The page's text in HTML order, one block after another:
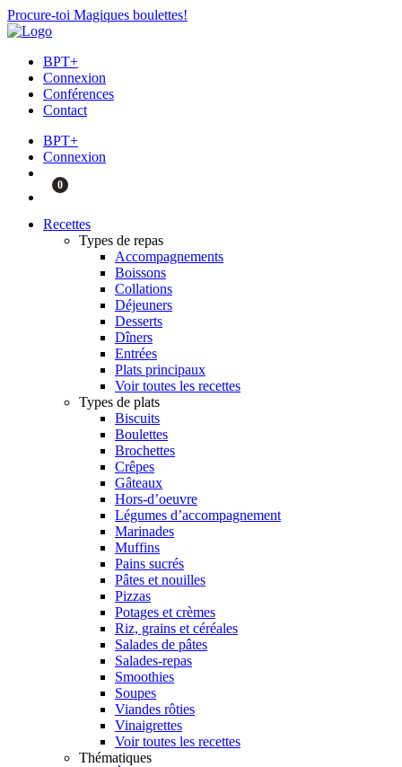
Procure-toi Magiques boulettes!
BPT+
Connexion
Conférences
Contact
BPT+
Connexion
0
Recettes
Types de repas
Accompagnements
Boissons
Collations
Déjeuners
Desserts
Dîners
Entrées
Plats principaux
Voir toutes les recettes
Types de plats
Biscuits
Boulettes
Brochettes
Crêpes
Gâteaux
Hors-d’oeuvre
Légumes d’accompagnement
Marinades
Muffins
Pains sucrés
Pâtes et nouilles
Pizzas
Potages et crèmes
Riz, grains et céréales
Salades de pâtes
Salades-repas
Smoothies
Soupes
Viandes rôties
Vinaigrettes
Voir toutes les recettes
Thématiques